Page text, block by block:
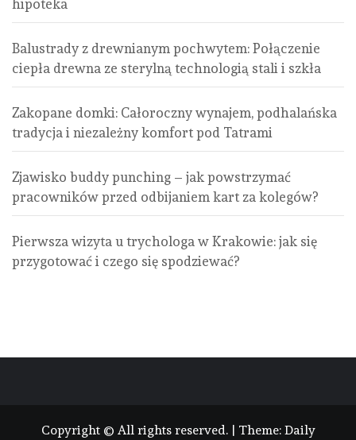
hipoteka
Balustrady z drewnianym pochwytem: Połączenie
ciepła drewna ze sterylną technologią stali i szkła
Zakopane domki: Całoroczny wynajem, podhalańska
tradycja i niezależny komfort pod Tatrami
Zjawisko buddy punching – jak powstrzymać
pracowników przed odbijaniem kart za kolegów?
Pierwsza wizyta u trychologa w Krakowie: jak się
przygotować i czego się spodziewać?
Copyright © All rights reserved. | Theme: Daily